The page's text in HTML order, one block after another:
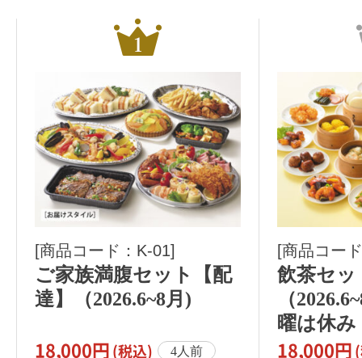
[商品コード：K-01]
ご家族満腹セット【配
達】（2026.6~8月)
18,000円 (税込) 4人前
[商品コー
飲茶セッ
（
曜は休み
18,000円 (